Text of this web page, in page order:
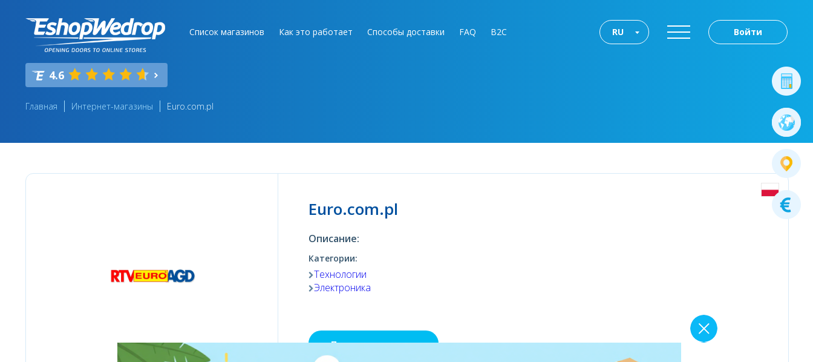
Список магазинов Как это работает Способы доставки FAQ B2C Войти
RU
4.6
Главная Интернет-магазины Euro.com.pl
Euro.com.pl
Описание:
Категории:
Технологии
Электроника
Посетить магазин